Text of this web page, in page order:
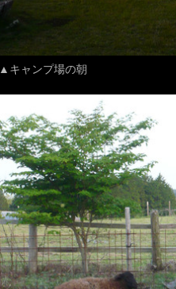
▲キャンプ場の朝